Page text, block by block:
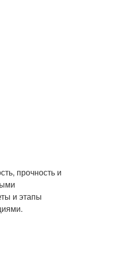
прочность и
и этапы